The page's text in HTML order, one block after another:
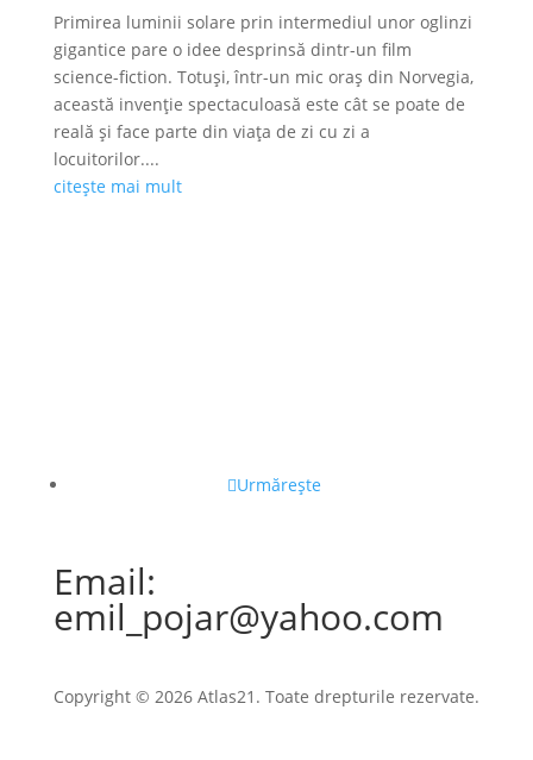
Primirea luminii solare prin intermediul unor oglinzi
gigantice pare o idee desprinsă dintr-un film
science-fiction. Totuși, într-un mic oraș din Norvegia,
această invenție spectaculoasă este cât se poate de
reală și face parte din viața de zi cu zi a
locuitorilor....
citește mai mult
Urmărește
Email:
emil_pojar@yahoo.com
Copyright © 2026 Atlas21. Toate drepturile rezervate.